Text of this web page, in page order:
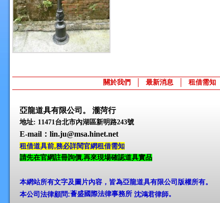
關於我們 最新消息 租借需知
亞龍道具有限公司。 瀧菏行
地址: 11471台北市內湖區新明路243號
E-mail ：lin.ju@msa.hinet.net
租借道具前,務必詳閱官網租借需知
請先在官網註冊詢價,再來現場確認道具實品
本網站所有文字及圖片內容，皆為亞龍道具有限公司版權所有。
本公司法律顧問:薈盛國際法律事務所 沈鴻君律師。